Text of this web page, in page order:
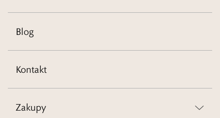
Blog
Kontakt
Zakupy